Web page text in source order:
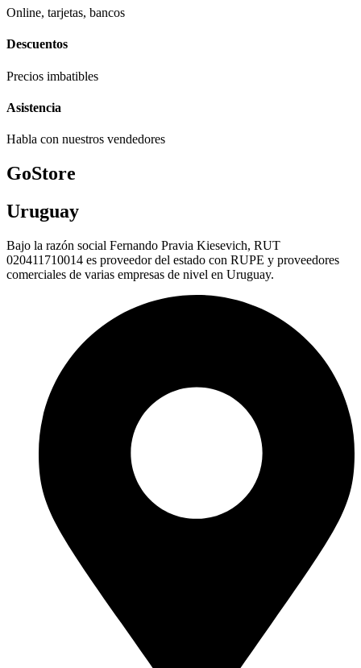
Online, tarjetas, bancos
Descuentos
Precios imbatibles
Asistencia
Habla con nuestros vendedores
GoStore
Uruguay
Bajo la razón social Fernando Pravia Kiesevich, RUT
020411710014 es proveedor del estado con RUPE y proveedores
comerciales de varias empresas de nivel en Uruguay.